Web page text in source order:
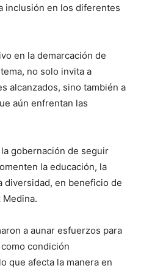
inclusión en los diferentes
en la demarcación de
no solo invita a
alcanzados, sino también a
aún enfrentan las
gobernación de seguir
la educación, la
diversidad, en beneficio de
Medina.
a aunar esfuerzos para
condición
que afecta la manera en